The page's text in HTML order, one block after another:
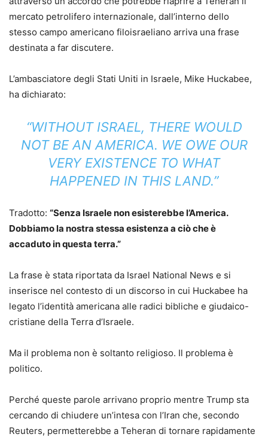
mercato petrolifero internazionale, dall’interno dello
stesso campo americano filoisraeliano arriva una frase
destinata a far discutere.
L’ambasciatore degli Stati Uniti in Israele, Mike Huckabee,
ha dichiarato:
“WITHOUT ISRAEL, THERE WOULD
NOT BE AN AMERICA. WE OWE OUR
VERY EXISTENCE TO WHAT
HAPPENED IN THIS LAND.”
Tradotto: “Senza Israele non esisterebbe l’America.
Dobbiamo la nostra stessa esistenza a ciò che è
accaduto in questa terra.”
La frase è stata riportata da Israel National News e si
inserisce nel contesto di un discorso in cui Huckabee ha
legato l’identità americana alle radici bibliche e giudaico-
cristiane della Terra d’Israele.
Ma il problema non è soltanto religioso. Il problema è
politico.
Perché queste parole arrivano proprio mentre Trump sta
cercando di chiudere un’intesa con l’Iran che, secondo
Reuters, permetterebbe a Teheran di tornare rapidamente